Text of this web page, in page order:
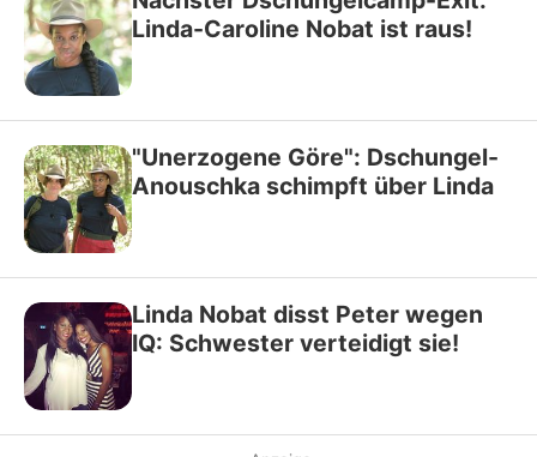
Linda-Caroline Nobat ist raus!
"Unerzogene Göre": Dschungel-
Anouschka schimpft über Linda
Linda Nobat disst Peter wegen
IQ: Schwester verteidigt sie!